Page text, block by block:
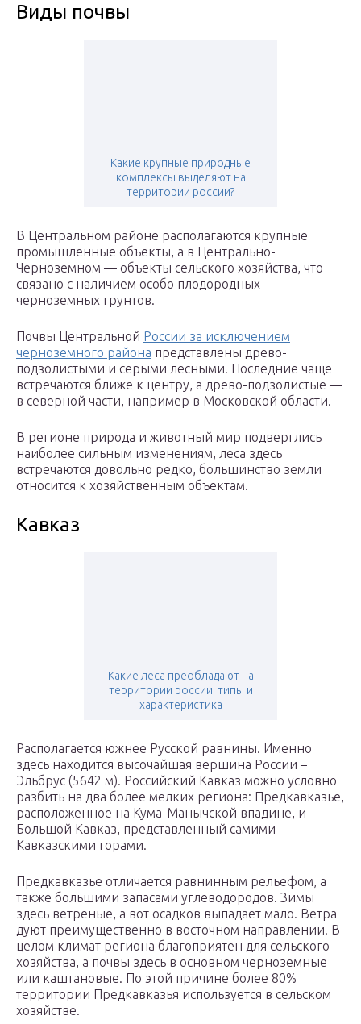
Виды почвы
Какие крупные природные
комплексы выделяют на
территории россии?
В Центральном районе располагаются крупные
промышленные объекты, а в Центрально-
Черноземном — объекты сельского хозяйства, что
связано с наличием особо плодородных
черноземных грунтов.
Почвы Центральной России за исключением
черноземного района представлены древо-
подзолистыми и серыми лесными. Последние чаще
встречаются ближе к центру, а древо-подзолистые —
в северной части, например в Московской области.
В регионе природа и животный мир подверглись
наиболее сильным изменениям, леса здесь
встречаются довольно редко, большинство земли
относится к хозяйственным объектам.
Кавказ
Какие леса преобладают на
территории россии: типы и
характеристика
Располагается южнее Русской равнины. Именно
здесь находится высочайшая вершина России –
Эльбрус (5642 м). Российский Кавказ можно условно
разбить на два более мелких региона: Предкавказье,
расположенное на Кума-Манычской впадине, и
Большой Кавказ, представленный самими
Кавказскими горами.
Предкавказье отличается равнинным рельефом, а
также большими запасами углеводородов. Зимы
здесь ветреные, а вот осадков выпадает мало. Ветра
дуют преимущественно в восточном направлении. В
целом климат региона благоприятен для сельского
хозяйства, а почвы здесь в основном черноземные
или каштановые. По этой причине более 80%
территории Предкавказья используется в сельском
хозяйстве.